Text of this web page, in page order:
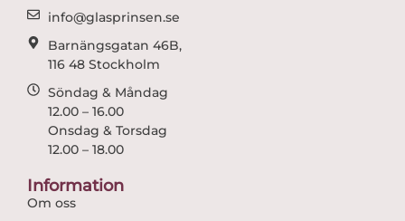
info@glasprinsen.se
Barnängsgatan 46B,
116 48 Stockholm
Söndag & Måndag
12.00 – 16.00
Onsdag & Torsdag
12.00 – 18.00
Information
Om oss